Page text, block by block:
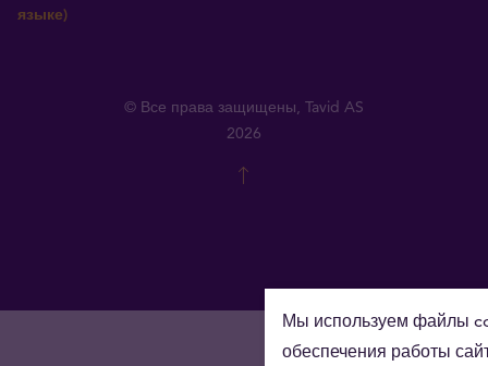
языке)
© Все права защищены, Tavid AS
2026
Мы используем файлы
обеспечения работы